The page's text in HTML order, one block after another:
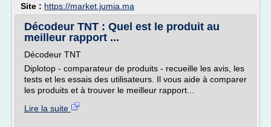
Site : https://market.jumia.ma
Décodeur TNT : Quel est le produit au
meilleur rapport ...
Décodeur TNT
Diplotop - comparateur de produits - recueille les avis, les
tests et les essais des utilisateurs. Il vous aide à comparer
les produits et à trouver le meilleur rapport...
Lire la suite